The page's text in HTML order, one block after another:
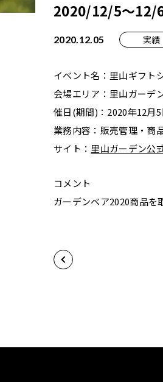
2020/12/5～12/
2020.12.05 実績
イベント名：里山ギフト
会場エリア：里山ガーデ
催日(期間)：2020年12月
業務内容：販売管理・商
サイト： 里山ガーデン公
コメント
ガーデンベア2020商品を